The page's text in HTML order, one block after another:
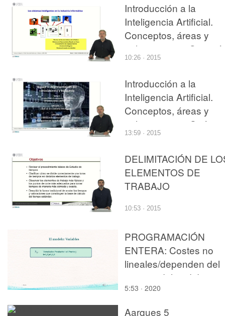
Introducción a la
Inteligencia Artificial.
Conceptos, áreas y
aplicaciones. ¿Se está
utilizando la tecnología
en la industria
informática?
10:26 · 2015
Introducción a la
Inteligencia Artificial.
Conceptos, áreas y
aplicaciones. ¿Qué es
sistema inteligente?
13:59 · 2015
DELIMITACIÓN DE
ELEMENTOS DE
TRABAJO
10:53 · 2015
PROGRAMACIÓN
ENTERA: Costes no
lineales/dependen del
tamaño del pedido
5:53 · 2020
Aarques 5